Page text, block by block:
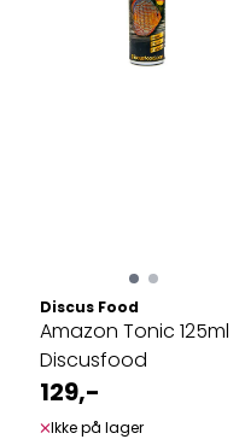
Discus Food
Amazon Tonic 125ml
Discusfood
129,-
Ikke på lager